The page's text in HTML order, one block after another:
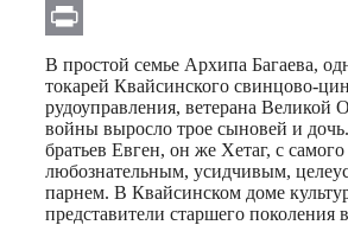
Email
Print
В простой семье Архипа Багаева,
токарей Квайсинского свинцово-
рудоуправления, ветерана Великой
войны выросло трое сыновей и
братьев Евген, он же Хетаг, с самого
любознательным, усидчивым,
парнем. В Квайсинском доме
представители старшего поколения